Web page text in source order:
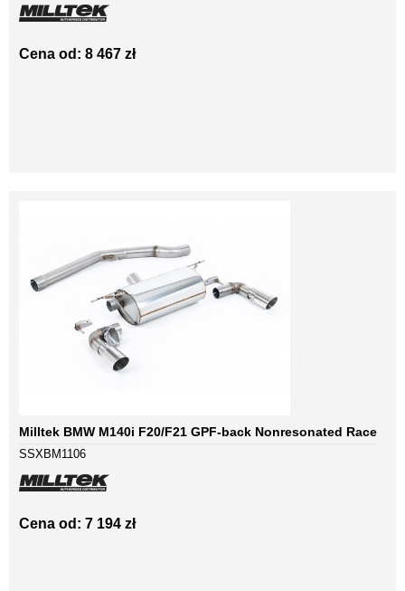
Cena od: 8 467 zł
Milltek BMW M140i F20/F21 GPF-back Nonresonated Race
SSXBM1106
Cena od: 7 194 zł